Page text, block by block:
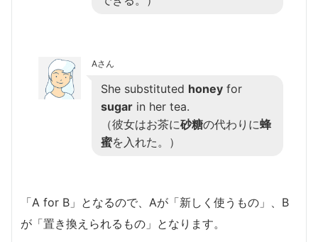
Aさん
She substituted honey for
sugar in her tea.
（彼女はお茶に砂糖の代わりに蜂
蜜を入れた。）
「A for B」となるので、Aが「新しく使うもの」、B
が「置き換えられるもの」となります。